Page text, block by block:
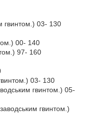
гвинтом.) 03- 130
00- 140
97- 160
03- 130
гвинтом.) 05-
гвинтом.)